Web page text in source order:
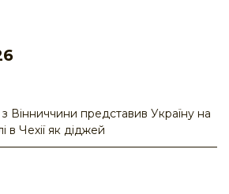
Вінниччини представив Україну на
в Чехії як діджей